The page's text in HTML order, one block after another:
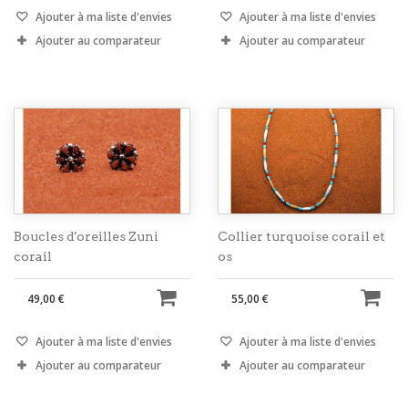
Ajouter à ma liste d'envies
Ajouter au comparateur
Ajouter à ma liste d'envies
Ajouter au comparateur
Boucles d'oreilles Zuni
corail
49,00 €
Ajouter à ma liste d'envies
Ajouter au comparateur
Collier turquoise corail et
os
55,00 €
Ajouter à ma liste d'envies
Ajouter au comparateur